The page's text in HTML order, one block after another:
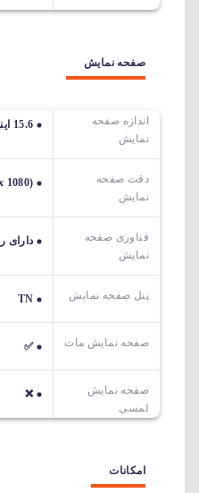
صفحه نمایش
اندازه صفحه
نمایش
15.6 اینچ
دقت صفحه
نمایش
FHD (1920 x 1080)
فناوری صفحه
نمایش
دارای
پنل صفحه نمایش TN
صفحه نمایش مات ✅
صفحه نمایش
لمسی
❌
امکانات